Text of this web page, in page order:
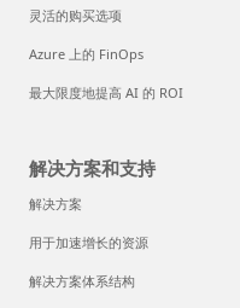
灵活的购买选项
Azure 上的 FinOps
最大限度地提高 AI 的 ROI
解决方案和支持
解决方案
用于加速增长的资源
解决方案体系结构